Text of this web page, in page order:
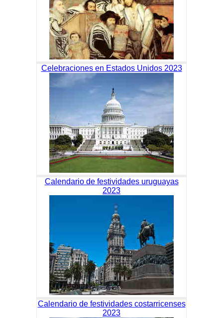
Celebraciones en Estados Unidos 2023
Calendario de festividades uruguayas
2023
Calendario de festividades costarricenses
2023